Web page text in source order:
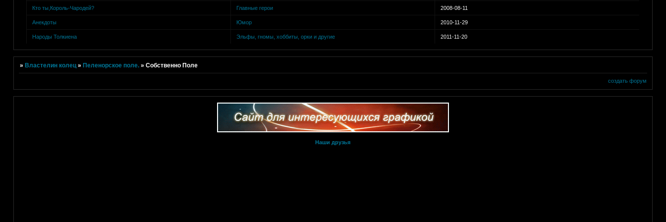
Кто ты,Король-Чародей? Главные герои 2008-08-11
Анекдоты Юмор 2010-11-29
Народы Толкиена Эльфы, гномы, хоббиты, орки и другие 2011-11-20
» Властелин колец » Пеленорское поле. » Собственно Поле
создать форум
Наши друзья